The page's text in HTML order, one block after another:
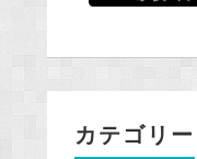
カテゴリー